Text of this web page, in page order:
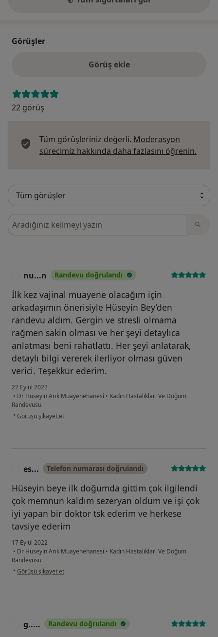
Görüşler
Görüş ekle
22 görüş
Tüm görüşleriniz değerli. Moderasyon
sürecimiz hakkında daha fazlasını öğrenin.
Görüşler içerisinde ara
nu...n Randevu doğrulandı
İlk kez vajinal muayene olacağım için
arkadaşımın önerisiyle Hüseyin Bey’den
randevu aldım. Gergin ve stresli olmama
rağmen sakin olması ve her şeyi detaylıca
anlatması beni rahatlattı. Her şeyi anlatarak,
detaylı bilgi vererek ilerliyor olması güven
verici. Teşekkür ederim.
22 Eylül 2022
• Dr Hüseyin Arık Muayenehanesi • Kadın Hastalıkları Ve Doğum
Randevusu
• kullanıcının görüşüne göre nu...n
Görüşü şikayet et
es... Telefon numarası doğrulandı
Hüseyin beye ilk doğumda gittim çok ilgilendi
çok memnun kaldım sezeryan oldum ve işi çok
iyi yapan bir doktor tsk ederim ve herkese
tavsiye ederim
17 Eylül 2022
• Dr Hüseyin Arık Muayenehanesi • Kadın Hastalıkları Ve Doğum
Randevusu
• kullanıcının görüşüne göre es...
Görüşü şikayet et
g..... Randevu doğrulandı